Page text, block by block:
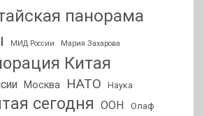
панорама
МИД России Мария Захарова
Китая
Москва НАТО Наука
сегодня ООН
Олаф